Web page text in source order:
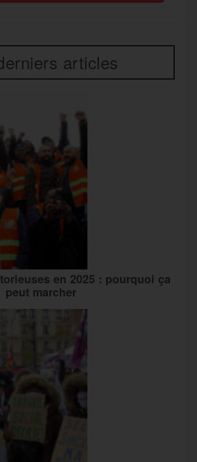
articles
en 2025 : pourquoi ça
peut marcher